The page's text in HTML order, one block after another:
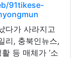
91tikese-
다가 사라지고
리, 충북인뉴스,
등 매체가 ‘소